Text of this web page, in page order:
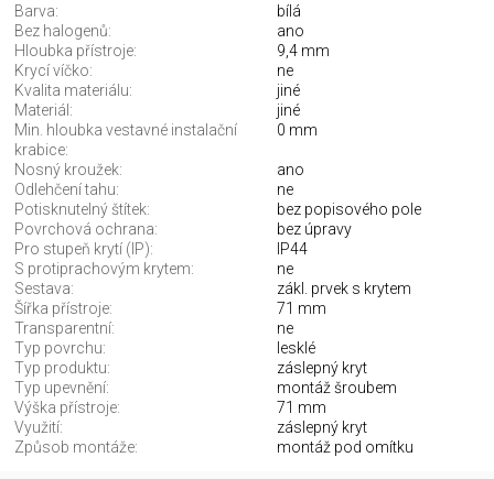
Barva:
bílá
Bez halogenů:
ano
Hloubka přístroje:
9,4 mm
Krycí víčko:
ne
Kvalita materiálu:
jiné
Materiál:
jiné
Min. hloubka vestavné instalační
krabice:
0 mm
Nosný kroužek:
ano
Odlehčení tahu:
ne
Potisknutelný štítek:
bez popisového pole
Povrchová ochrana:
bez úpravy
Pro stupeň krytí (IP):
IP44
S protiprachovým krytem:
ne
Sestava:
zákl. prvek s krytem
Šířka přístroje:
71 mm
Transparentní:
ne
Typ povrchu:
lesklé
Typ produktu:
záslepný kryt
Typ upevnění:
montáž šroubem
Výška přístroje:
71 mm
Využití:
záslepný kryt
Způsob montáže:
montáž pod omítku